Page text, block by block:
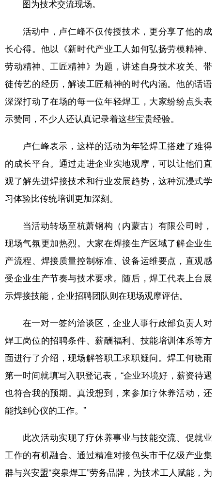
图为技术交流现场。
活动中，卢仁峰不仅传授技术，更分享了他的成
长心得。他以《新时代产业工人如何弘扬劳模精神、
劳动精神、工匠精神》为题，讲述自身技术攻关、带
徒传艺的经历，解读工匠精神的时代内涵。他的话语
深深打动了在场的每一位年轻焊工，大家纷纷点头表
示赞同，不少人还认真记录着这些宝贵经验。
卢仁峰表示，这样的活动为年轻焊工搭建了难得
的成长平台。通过走进企业实地观摩，可以让他们直
观了解先进焊接技术和行业发展趋势，这种沉浸式学
习体验比传统培训更加深刻。
当活动转场至杭萧钢构（内蒙古）有限公司时，
现场气氛更加热烈。大家在焊接生产区域了解企业生
产流程、焊接质量控制标准、设备运维要点，直观感
受企业生产节奏与技术要求。随后，焊工代表上台展
示焊接技能，企业招聘团队则在现场观摩评估。
在一对一签约洽谈区，企业人事行政部负责人对
焊工岗位的招聘条件、薪酬福利、技能培训体系等方
面进行了介绍，现场解答职工求职疑问。焊工何晓雨
第一时间就填写入职登记表，“企业环境好，薪资待遇
也符合我的预期。真没想到，来参加疗休养活动，还
能找到心仪的工作。”
此次活动实现了疗休养事业与技能交流、促就业
工作的有机融合。通过精准对接包头市千亿级产业集
群与兴安盟“突泉焊工”劳务品牌，为技术工人赋能，为